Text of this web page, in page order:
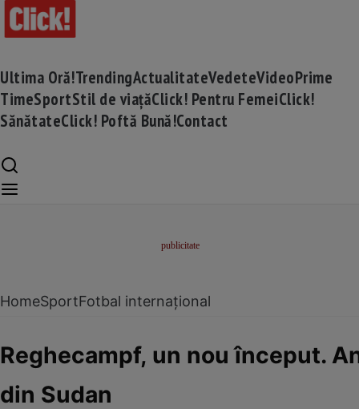
Ultima Oră!TrendingActualitateVedeteVideoPrime
TimeSportStil de viațăClick! Pentru FemeiClick!
SănătateClick! Poftă Bună!Contact
HomeSportFotbal internațional
Reghecampf, un nou început.
din Sudan